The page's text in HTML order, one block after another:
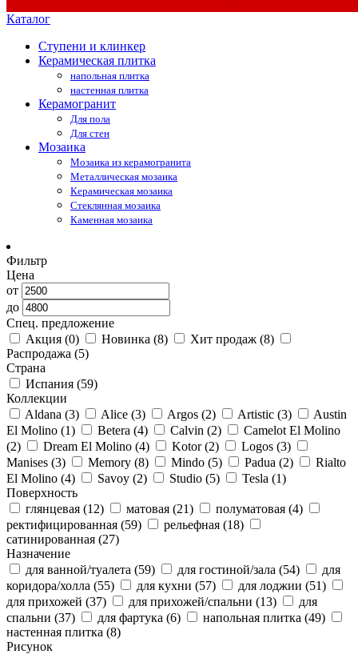
Каталог
Ступени и клинкер
Керамическая плитка
напольная плитка
настенная плитка
Керамогранит
Для пола
Для стен
Мозаика
Мозаика из керамогранита
Металлическая мозаика
Керамическая мозаика
Стеклянная мозаика
Каменная мозаика
Фильтр
Цена
от
до
Спец. предложение
Акция (0) Новинка (8) Хит продаж (8)
Распродажа (5)
Страна
Испания (59)
Коллекции
Aldana (3) Alice (3) Argos (2) Artistic (3)
Austin
El Molino (1) Betera (4) Calvin (2)
Camelot El Molino
(2)
Dream El Molino (4) Kotor (2) Logos (3)
Manises (3) Memory (8) Mindo (5) Padua (2)
Rialto
El Molino (4) Savoy (2) Studio (5) Tesla (1)
Поверхность
глянцевая (12) матовая (21) полуматовая (4)
ректифицированная (59) рельефная (18)
сатинированная (27)
Назначение
для ванной/туалета (59) для гостиной/зала (54)
для
коридора/холла (55) для кухни (57) для лоджии (51)
для прихожей (37) для прихожей/спальни (13)
для
спальни (37) для фартука (6) напольная плитка (49)
настенная плитка (8)
Рисунок